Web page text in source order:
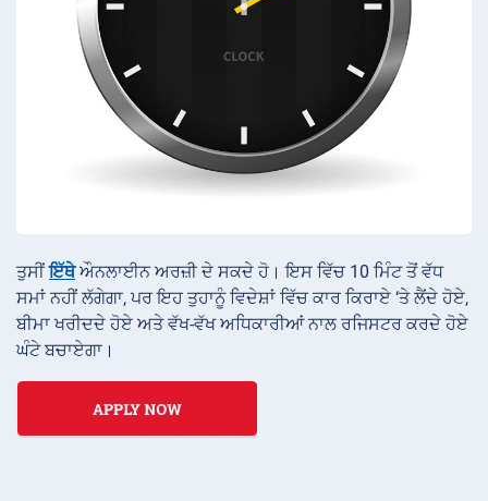
ਤੁਸੀਂਇੱਥੇਔਨਲਾਈਨ ਅਰਜ਼ੀ ਦੇ ਸਕਦੇ ਹੋ। ਇਸ ਵਿੱਚ 10 ਮਿੰਟ ਤੋਂ ਵੱਧ
ਸਮਾਂ ਨਹੀਂ ਲੱਗੇਗਾ, ਪਰ ਇਹ ਤੁਹਾਨੂੰ ਵਿਦੇਸ਼ਾਂ ਵਿੱਚ ਕਾਰ ਕਿਰਾਏ ‘ਤੇ ਲੈਂਦੇ ਹੋਏ,
ਬੀਮਾ ਖਰੀਦਦੇ ਹੋਏ ਅਤੇ ਵੱਖ-ਵੱਖ ਅਧਿਕਾਰੀਆਂ ਨਾਲ ਰਜਿਸਟਰ ਕਰਦੇ ਹੋਏ
ਘੰਟੇ ਬਚਾਏਗਾ।